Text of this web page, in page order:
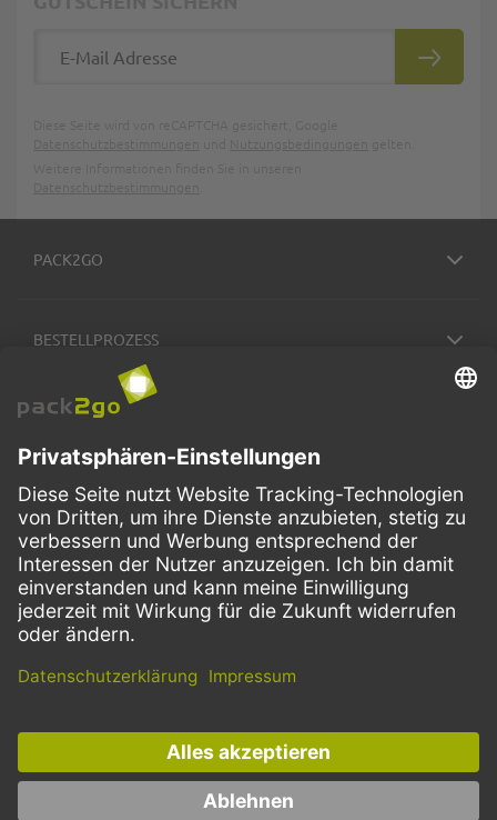
PACK2GO
BESTELLPROZESS
SERVICE
ZAHLUNGSMETHODEN
VERSANDARTEN
LinkedIn